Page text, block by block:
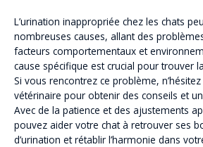
L’urination inappropriée chez les chats
nombreuses causes, allant des
facteurs comportementaux et
cause spécifique est crucial pour trouver
Si vous rencontrez ce problème,
vétérinaire pour obtenir des conseils et
Avec de la patience et des ajustements
pouvez aider votre chat à retrouver ses
d’urination et rétablir l’harmonie dans